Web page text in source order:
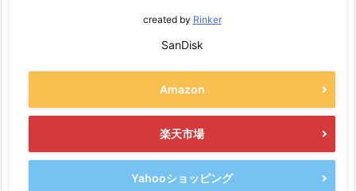
created by Rinker
SanDisk
Amazon
楽天市場
Yahooショッピング